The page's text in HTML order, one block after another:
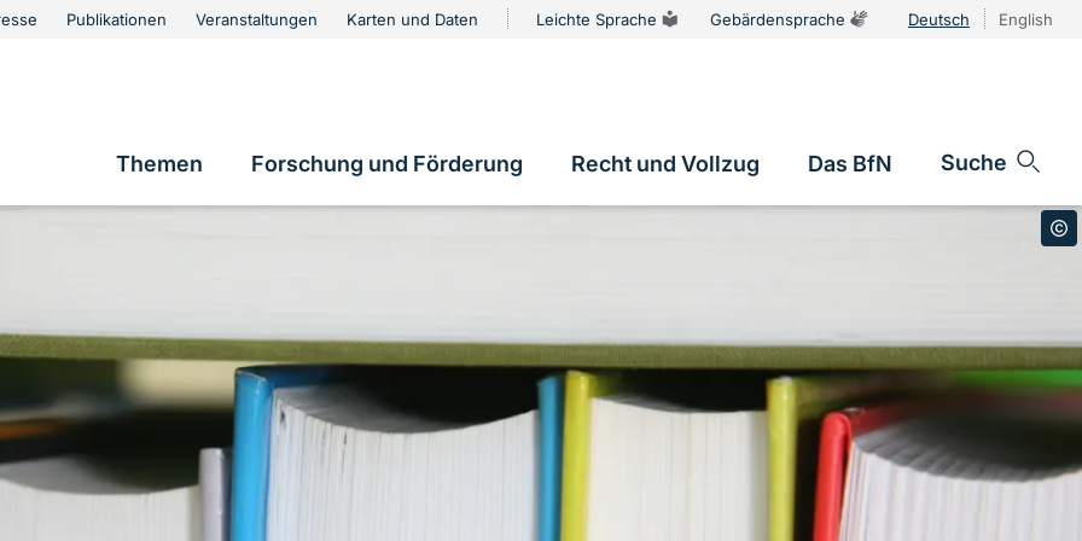
Publikationen Veranstaltungen Karten und Daten Leichte Sprache Gebärdensprache Deutsch English
Hauptnavigation
Themen Forschung und Förderung Recht und Vollzug Das BfN Suche